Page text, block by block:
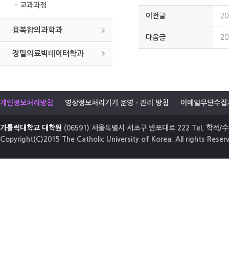
- 교과과정
융복합의과학과
정밀의료빅데이터학과
이전글
다음글
개인정보처리방침 영상정보처리기기 운영ㆍ관리 방침 이메일무단수집
가톨릭대학교 대학원 (06591) 서울특별시 서초구 반포대로 222 Tel. 학적/
Copyright(C)2015 The Catholic University of Korea. All rights